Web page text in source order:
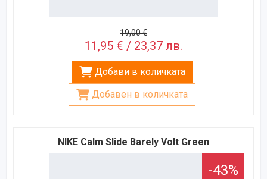
19,00 €
11,95 € / 23,37 лв.
Добави в количката
Добавен в количката
NIKE Calm Slide Barely Volt Green
-43%